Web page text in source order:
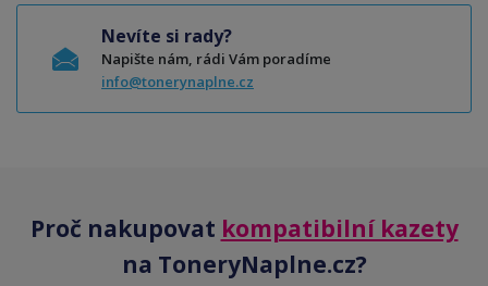
Nevíte si rady?
Napište nám, rádi Vám poradíme
info@tonerynaplne.cz
Proč nakupovat kompatibilní kazety
na ToneryNaplne.cz?